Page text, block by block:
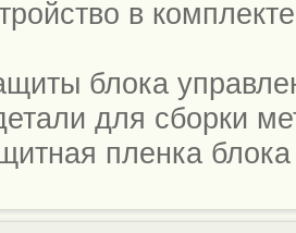
в
блока
для сборки
пленка